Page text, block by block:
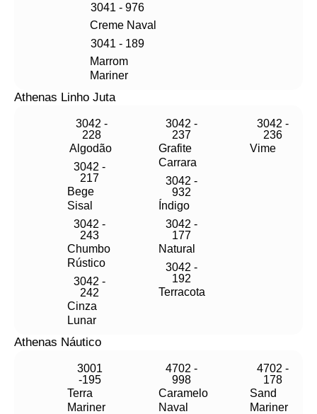
3041 - 976
Creme Naval
3041 - 189
Marrom
Mariner
Athenas Linho Juta
3042 -
228
Algodão
3042 -
217
Bege
Sisal
3042 -
243
Chumbo
Rústico
3042 -
242
Cinza
Lunar
3042 -
237
Grafite
Carrara
3042 -
932
Índigo
3042 -
177
Natural
3042 -
192
Terracota
3042 -
236
Vime
Athenas Náutico
3001
-195
Terra
Mariner
4702 -
998
Caramelo
Naval
4702 -
178
Sand
Mariner